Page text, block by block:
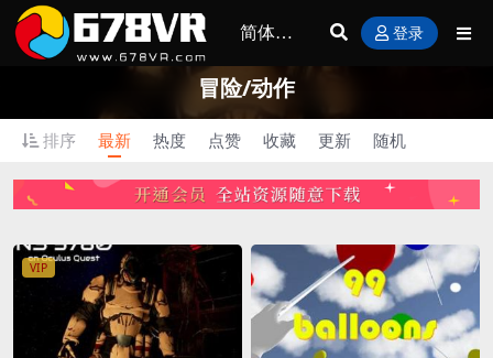
登录
冒险/动作
排序 最新 热度 点赞 收藏 更新 随机
VIP